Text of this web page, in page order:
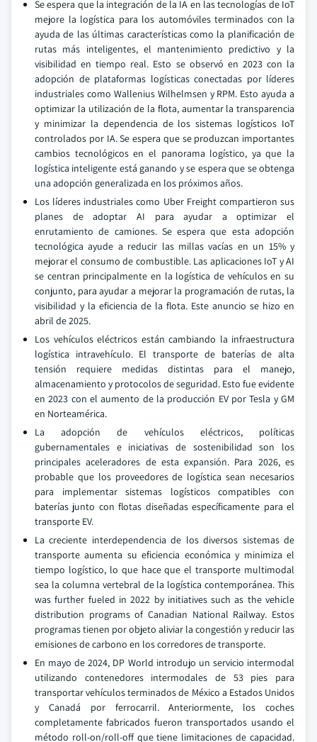
Se espera que la integración de la IA en las tecnologías de IoT
mejore la logística para los automóviles terminados con la
ayuda de las últimas características como la planificación de
rutas más inteligentes, el mantenimiento predictivo y la
visibilidad en tiempo real. Esto se observó en 2023 con la
adopción de plataformas logísticas conectadas por líderes
industriales como Wallenius Wilhelmsen y RPM. Esto ayuda a
optimizar la utilización de la flota, aumentar la transparencia
y minimizar la dependencia de los sistemas logísticos IoT
controlados por IA. Se espera que se produzcan importantes
cambios tecnológicos en el panorama logístico, ya que la
logística inteligente está ganando y se espera que se obtenga
una adopción generalizada en los próximos años.
Los líderes industriales como Uber Freight compartieron sus
planes de adoptar AI para ayudar a optimizar el
enrutamiento de camiones. Se espera que esta adopción
tecnológica ayude a reducir las millas vacías en un 15% y
mejorar el consumo de combustible. Las aplicaciones IoT y AI
se centran principalmente en la logística de vehículos en su
conjunto, para ayudar a mejorar la programación de rutas, la
visibilidad y la eficiencia de la flota. Este anuncio se hizo en
abril de 2025.
Los vehículos eléctricos están cambiando la infraestructura
logística intravehículo. El transporte de baterías de alta
tensión requiere medidas distintas para el manejo,
almacenamiento y protocolos de seguridad. Esto fue evidente
en 2023 con el aumento de la producción EV por Tesla y GM
en Norteamérica.
La adopción de vehículos eléctricos, políticas
gubernamentales e iniciativas de sostenibilidad son los
principales aceleradores de esta expansión. Para 2026, es
probable que los proveedores de logística sean necesarios
para implementar sistemas logísticos compatibles con
baterías junto con flotas diseñadas específicamente para el
transporte EV.
La creciente interdependencia de los diversos sistemas de
transporte aumenta su eficiencia económica y minimiza el
tiempo logístico, lo que hace que el transporte multimodal
sea la columna vertebral de la logística contemporánea. This
was further fueled in 2022 by initiatives such as the vehicle
distribution programs of Canadian National Railway. Estos
programas tienen por objeto aliviar la congestión y reducir las
emisiones de carbono en los corredores de transporte.
En mayo de 2024, DP World introdujo un servicio intermodal
utilizando contenedores intermodales de 53 pies para
transportar vehículos terminados de México a Estados Unidos
y Canadá por ferrocarril. Anteriormente, los coches
completamente fabricados fueron transportados usando el
método roll-on/roll-off que tiene limitaciones de capacidad.